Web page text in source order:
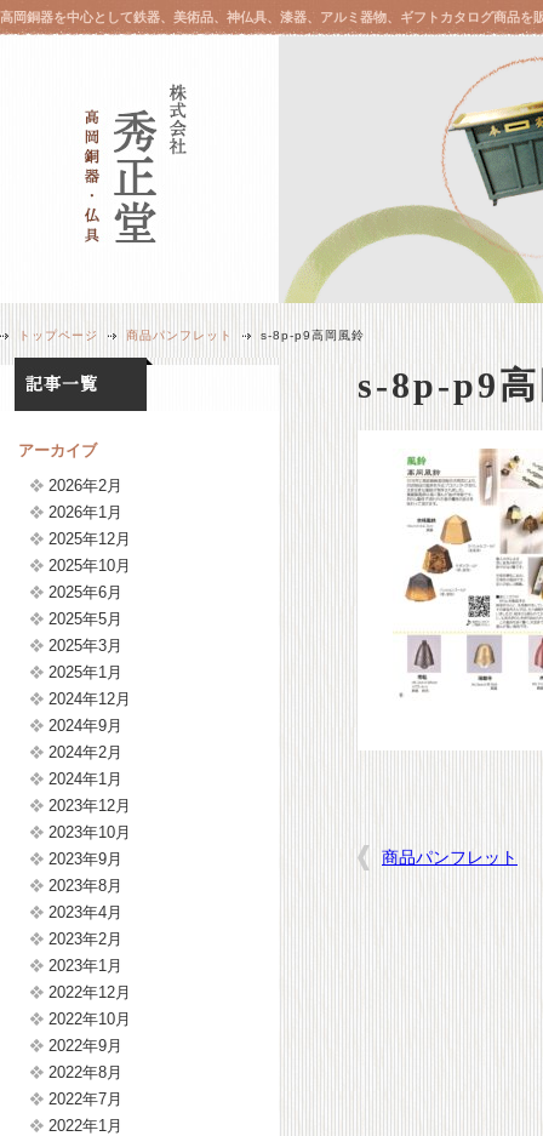
高岡銅器を中心として鉄器、美術品、神仏具、漆器、アルミ器物、ギフトカタログ商品を
トップページ 商品パンフレット s-8p-p9高岡風鈴
s-8p-p9
商品パンフレット
アーカイブ
2026年2月
2026年1月
2025年12月
2025年10月
2025年6月
2025年5月
2025年3月
2025年1月
2024年12月
2024年9月
2024年2月
2024年1月
2023年12月
2023年10月
2023年9月
2023年8月
2023年4月
2023年2月
2023年1月
2022年12月
2022年10月
2022年9月
2022年8月
2022年7月
2022年1月